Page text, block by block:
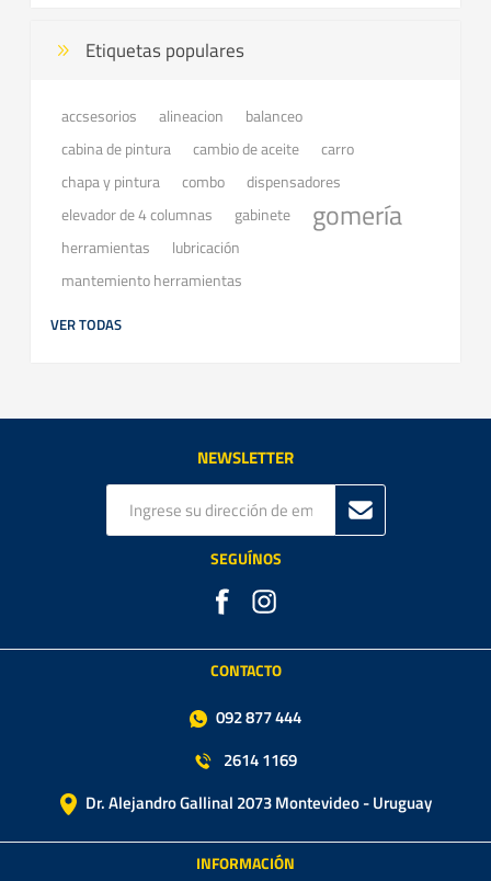
Etiquetas populares
accsesorios alineacion
balanceo
cabina de pintura
cambio de aceite
carro
chapa y pintura
combo
dispensadores
elevador de 4 columnas
gabinete gomería
herramientas
lubricación
mantemiento herramientas
VER TODAS
NEWSLETTER
SEGUÍNOS
CONTACTO
092 877 444
2614 1169
Dr. Alejandro Gallinal 2073 Montevideo - Uruguay
INFORMACIÓN